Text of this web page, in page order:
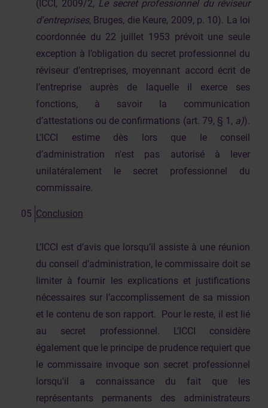
(ICCI, 2009/2, Le secret professionnel du réviseur
d'entreprises, Bruges, die Keure, 2009, p. 10). La loi
coordonnée du 22 juillet 1953 prévoit une seule
exception à l’obligation du secret professionnel du
réviseur d’entreprises, moyennant accord écrit de
l’entreprise auprès de laquelle il exerce ses
fonctions, à savoir la communication
d’attestations ou de confirmations (art. 79, § 1, a)).
L’ICCI estime dès lors que le conseil
d’administration n'est pas autorisé à lever
unilatéralement le secret professionnel du
commissaire.
Conclusion
L’ICCI est d’avis que lorsqu’il assiste à une réunion
du conseil d’administration, le commissaire doit se
limiter à fournir les explications et justifications
nécessaires sur l’accomplissement de sa mission
et le contenu de son rapport. Pour le reste, il est lié
au secret professionnel. L’ICCI considère
également que le principe de prudence requiert que
le commissaire invoque son secret professionnel
lorsqu'il a connaissance du fait que les
représentants permanents des administrateurs